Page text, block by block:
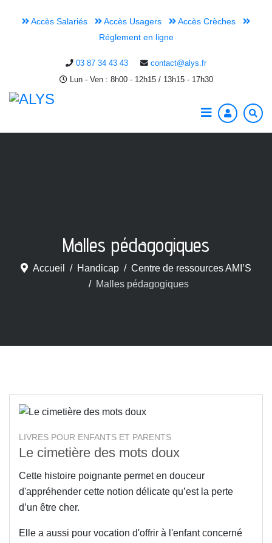
Accès Salariés Accès Usagers
Accès Crèches
Réglement en ligne
03 87 34 43 43
contact@alys.fr
Lun - Ven : 8h00 - 12h15 / 13h15 - 17h30
Malles pédagogiques
Accueil Handicap
Centre de ressources AMI’S
Malles pédagogiques
LIVRES POUR ENFANTS ET PARENTS
Le cimetière des mots doux
Cette histoire poignante permet en douceur
d'appréhender cette notion délicate qu’est la perte
d’un être cher.
Elle a aussi pour vocation d'offrir à l'enfant concerné